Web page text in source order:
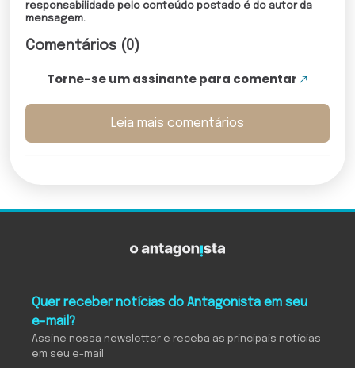
responsabilidade pelo conteúdo postado é do autor da
mensagem.
Comentários (0)
Torne-se um assinante para comentar
Leia mais comentários
Quer receber notícias do Antagonista em seu
e-mail?
Assine nossa newsletter e receba as principais notícias
em seu e-mail